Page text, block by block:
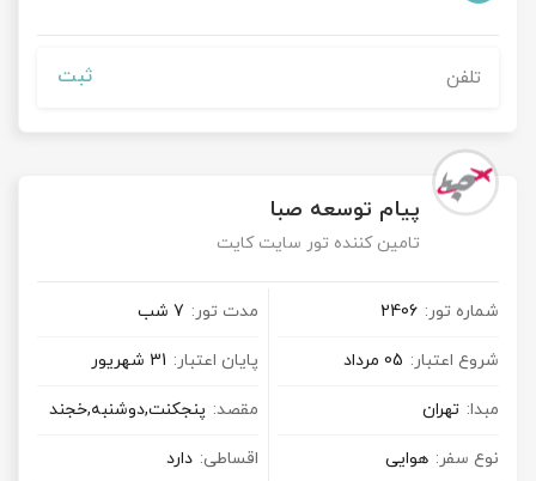
ثبت
پیام توسعه صبا
تامین کننده تور سایت کایت
شماره تور: 2406 مدت تور: 7 شب
شروع اعتبار: 05 مرداد پایان اعتبار: 31 شهریور
مبدا: تهران مقصد: پنجکنت,دوشنبه,خجند
نوع سفر: هوایی اقساطی: دارد